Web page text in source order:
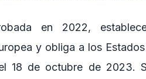
en 2022,
y obliga a los
18 de octubre de 2023.